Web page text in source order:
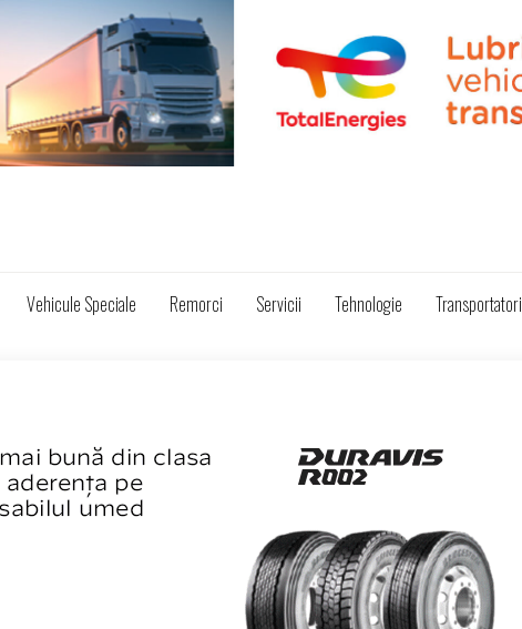
Vehicule Speciale Remorci Servicii Tehnologie Transportatori